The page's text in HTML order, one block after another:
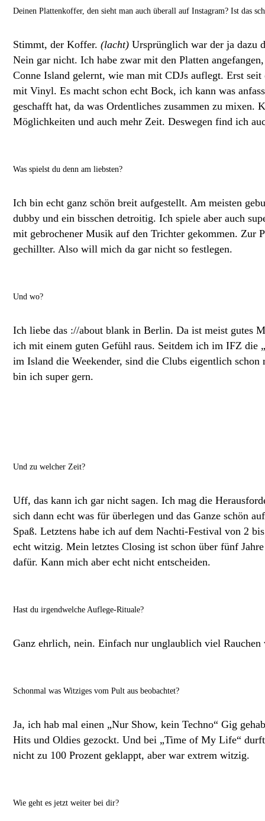
Deinen Plattenkoffer, den sieht man auch überall auf Instagram? Ist das
Stimmt, der Koffer. (lacht) Ursprünglich war der ja dazu
Nein gar nicht. Ich habe zwar mit den Platten
Conne Island gelernt, wie man mit CDJs auflegt. Erst
mit Vinyl. Es macht schon echt Bock, ich kann was
geschafft hat, da was Ordentliches zusammen zu
Möglichkeiten und auch mehr Zeit. Deswegen find ich
Was spielst du denn am liebsten?
Ich bin echt ganz schön breit aufgestellt. Am meisten
dubby und ein bisschen detroitig. Ich spiele aber auch
mit gebrochener Musik auf den Trichter gekommen. Zur
gechillter. Also will mich da gar nicht so festlegen.
Und wo?
Ich liebe das ://about blank in Berlin. Da ist meist gutes
ich mit einem guten Gefühl raus. Seitdem ich im IFZ die „
im Island die Weekender, sind die Clubs eigentlich
bin ich super gern.
Und zu welcher Zeit?
Uff, das kann ich gar nicht sagen. Ich mag die
sich dann echt was für überlegen und das Ganze schön
Spaß. Letztens habe ich auf dem Nachti-Festival von 2
echt witzig. Mein letztes Closing ist schon über fünf
dafür. Kann mich aber echt nicht entscheiden.
Hast du irgendwelche Auflege-Rituale?
Ganz ehrlich, nein. Einfach nur unglaublich viel Rauchen
Schonmal was Witziges vom Pult aus beobachtet?
Ja, ich hab mal einen „Nur Show, kein Techno“ Gig
Hits und Oldies gezockt. Und bei „Time of My Life“
nicht zu 100 Prozent geklappt, aber war extrem witzig.
Wie geht es jetzt weiter bei dir?